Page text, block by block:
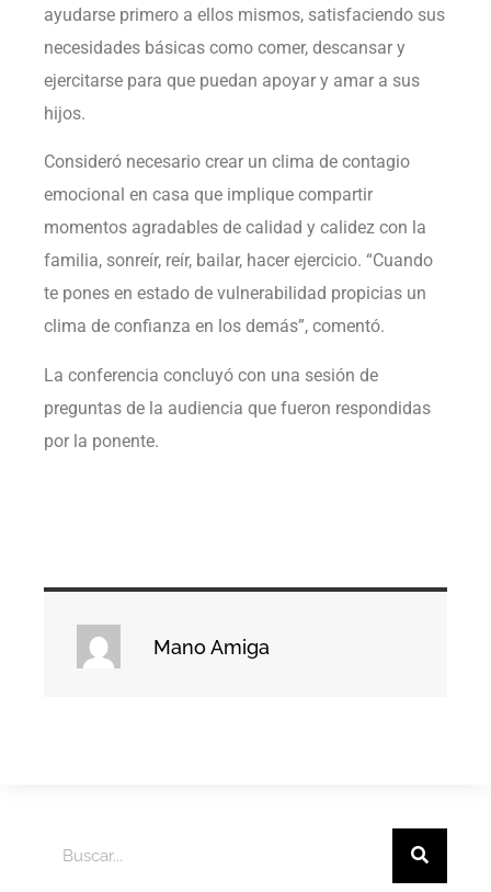
ayudarse primero a ellos mismos, satisfaciendo sus
necesidades básicas como comer, descansar y
ejercitarse para que puedan apoyar y amar a sus
hijos.
Consideró necesario crear un clima de contagio
emocional en casa que implique compartir
momentos agradables de calidad y calidez con la
familia, sonreír, reír, bailar, hacer ejercicio. “Cuando
te pones en estado de vulnerabilidad propicias un
clima de confianza en los demás”, comentó.
La conferencia concluyó con una sesión de
preguntas de la audiencia que fueron respondidas
por la ponente.
Mano Amiga